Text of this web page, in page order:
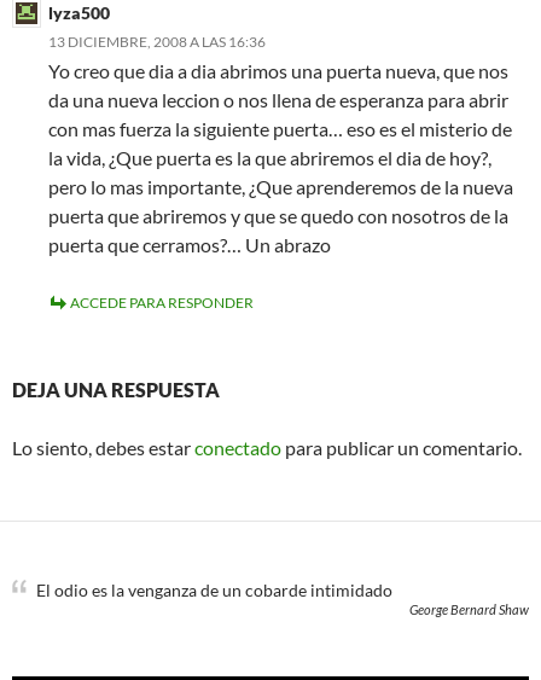
lyza500
13 DICIEMBRE, 2008 A LAS 16:36
Yo creo que dia a dia abrimos una puerta nueva, que nos
da una nueva leccion o nos llena de esperanza para abrir
con mas fuerza la siguiente puerta… eso es el misterio de
la vida, ¿Que puerta es la que abriremos el dia de hoy?,
pero lo mas importante, ¿Que aprenderemos de la nueva
puerta que abriremos y que se quedo con nosotros de la
puerta que cerramos?… Un abrazo
ACCEDE PARA RESPONDER
DEJA UNA RESPUESTA
Lo siento, debes estarconectado para publicar un comentario.
El odio es la venganza de un cobarde intimidado
George Bernard Shaw